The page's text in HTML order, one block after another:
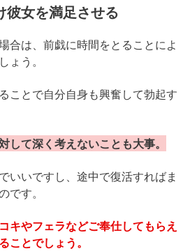
彼女を満足させる
合は、前戯に時間をとることによ
ょう。
ことで自分自身も興奮して勃起す
して深く考えないことも大事。
いいですし、途中で復活すればま
です。
キやフェラなどご奉仕してもらえ
ことでしょう。